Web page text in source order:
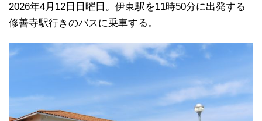
2026年4月12日日曜日。伊東駅を11時50分に出発する
修善寺駅行きのバスに乗車する。